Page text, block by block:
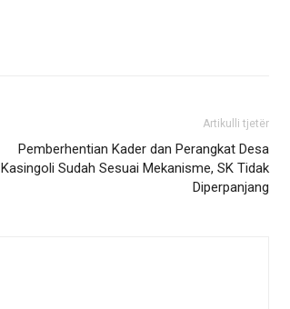
Artikulli tjetër
Pemberhentian Kader dan Perangkat Desa
Kasingoli Sudah Sesuai Mekanisme, SK Tidak
Diperpanjang